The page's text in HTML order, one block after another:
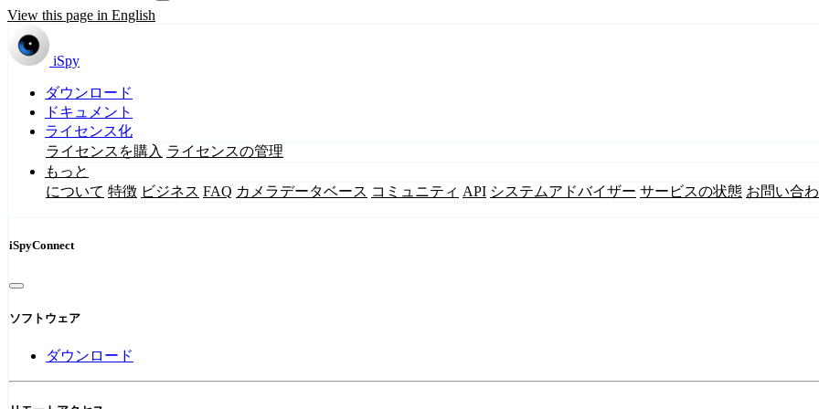
View this page in English
iSpy
ダウンロード
ドキュメント
ライセンス化
ライセンスを購入 ライセンスの管理
もっと
について 特徴 ビジネス FAQ カメラデータベース コミュニティ API システムアドバイザー サービスの状態 お問い合
iSpyConnect
ソフトウェア
ダウンロード